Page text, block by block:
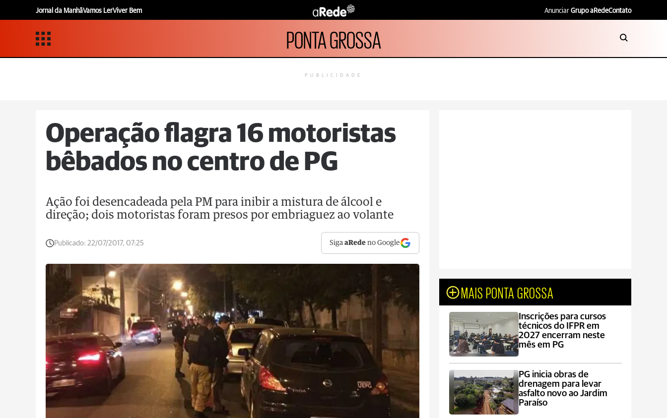
Jornal da ManhãVamos LerViver Bem Anunciar Grupo aRedeContato
PONTA GROSSA
PUBLICIDADE
Operação flagra 16 motoristas
bêbados no centro de PG
Ação foi desencadeada pela PM para inibir a mistura de álcool e
direção; dois motoristas foram presos por embriaguez ao volante
Publicado: 22/07/2017, 07:25 SigaaRede no Google
MAIS PONTA GROSSA
Inscrições para cursos
técnicos do IFPR em
2027 encerram neste
mês em PG
PG inicia obras de
drenagem para levar
asfalto novo ao Jardim
Paraíso